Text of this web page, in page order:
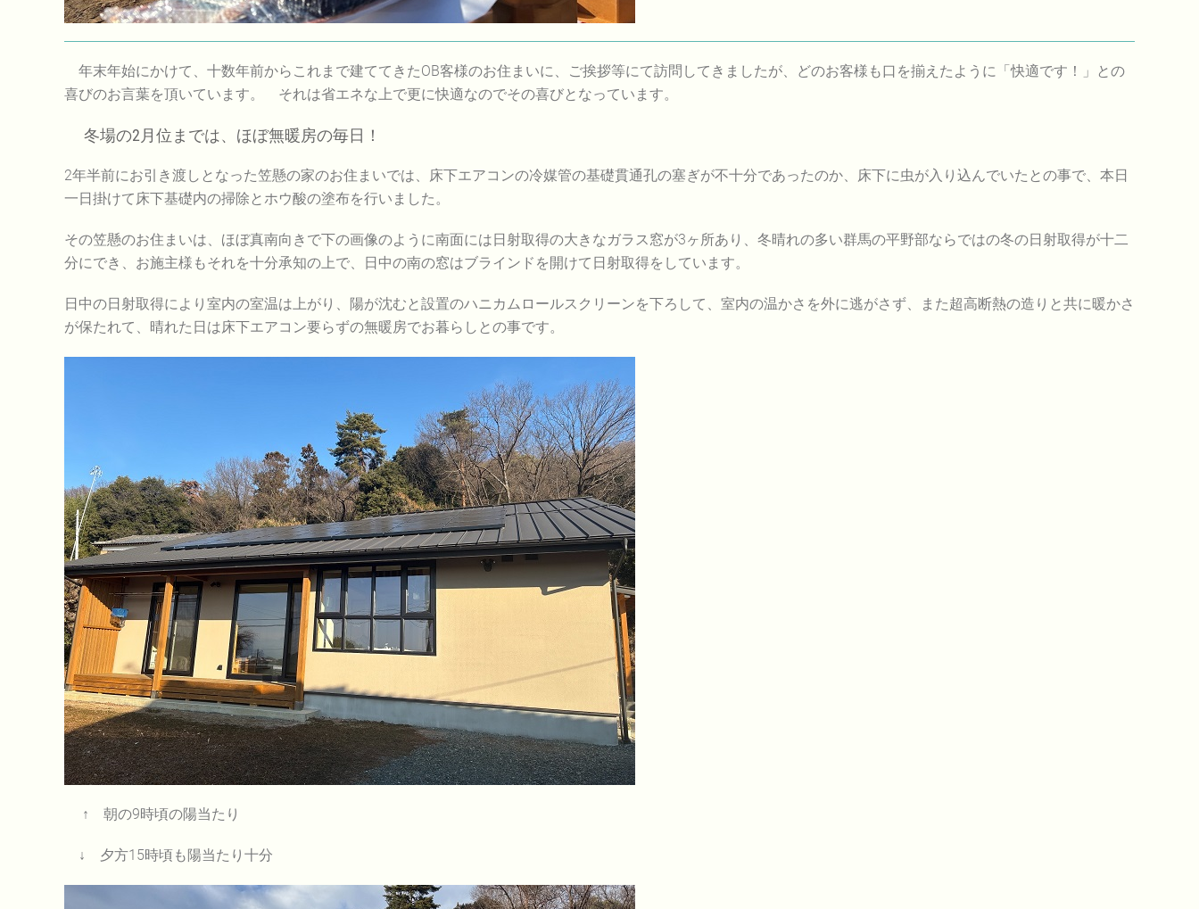
年末年始にかけて、十数年前からこれまで建ててきたOB客様のお住まいに、ご挨拶等にて訪問してきましたが、どのお客様も口を揃えたように「快適です！」との
喜びのお言葉を頂いています。 それは省エネな上で更に快適なのでその喜びとなっています。
冬場の2月位までは、ほぼ無暖房の毎日！
2年半前にお引き渡しとなった笠懸の家のお住まいでは、床下エアコンの冷媒管の基礎貫通孔の塞ぎが不十分であったのか、床下に虫が入り込んでいたとの事で、本日
一日掛けて床下基礎内の掃除とホウ酸の塗布を行いました。
その笠懸のお住まいは、ほぼ真南向きで下の画像のように南面には日射取得の大きなガラス窓が3ヶ所あり、冬晴れの多い群馬の平野部ならではの冬の日射取得が十二
分にでき、お施主様もそれを十分承知の上で、日中の南の窓はブラインドを開けて日射取得をしています。
日中の日射取得により室内の室温は上がり、陽が沈むと設置のハニカムロールスクリーンを下ろして、室内の温かさを外に逃がさず、また超高断熱の造りと共に暖かさ
が保たれて、晴れた日は床下エアコン要らずの無暖房でお暮らしとの事です。
↑ 朝の9時頃の陽当たり
↓ 夕方15時頃も陽当たり十分